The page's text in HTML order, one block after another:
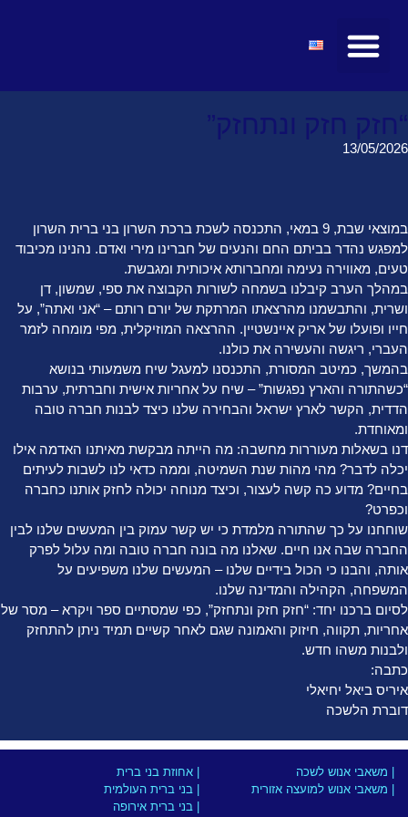
“חזק חזק ונתחזק”
13/05/2026
במוצאי שבת, 9 במאי, התכנסה לשכת ברכת השרון בני ברית השרון
למפגש נהדר בביתם החם והנעים של חברינו מירי ואדם. נהנינו מכיבוד
טעים, מאווירה נעימה ומחברותא איכותית ומגבשת.
במהלך הערב קיבלנו בשמחה לשורות הקבוצה את ספי, שמשון, דן
ושרית, והתבשמנו מהרצאתו המרתקת של יורם רותם – “אני ואתה”, על
חייו ופועלו של אריק איינשטיין. ההרצאה המוזיקלית, מפי מומחה לזמר
העברי, ריגשה והעשירה את כולנו.
בהמשך, כמיטב המסורת, התכנסנו למעגל שיח משמעותי בנושא
“כשהתורה והארץ נפגשות” – שיח על אחריות אישית וחברתית, ערבות
הדדית, הקשר לארץ ישראל והבחירה שלנו כיצד לבנות חברה טובה
ומאוחדת.
דנו בשאלות מעוררות מחשבה: מה הייתה מבקשת מאיתנו האדמה אילו
יכלה לדבר? מהי מהות שנת השמיטה, וממה כדאי לנו לשבות לעיתים
בחיים? מדוע כה קשה לעצור, וכיצד מנוחה יכולה לחזק אותנו כחברה
וכפרט?
שוחחנו על כך שהתורה מלמדת כי יש קשר עמוק בין המעשים שלנו לבין
החברה שבה אנו חיים. שאלנו מה בונה חברה טובה ומה עלול לפרק
אותה, והבנו כי הכול בידיים שלנו – המעשים שלנו משפיעים על
המשפחה, הקהילה והמדינה שלנו.
לסיום ברכנו יחד: “חזק חזק ונתחזק”, כפי שמסתיים ספר ויקרא – מסר של
אחריות, תקווה, חיזוק והאמונה שגם לאחר קשיים תמיד ניתן להתחזק
ולבנות משהו חדש.
כתבה:
איריס ביאל יחיאלי
דוברת הלשכה
| משאבי אנוש לשכה
| משאבי אנוש למועצה אזורית
| אחוזת בני ברית
| בני ברית העולמית
| בני ברית אירופה